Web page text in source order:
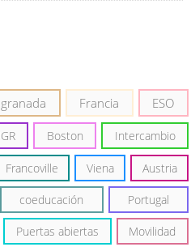
granada Francia ESO
Boston Intercambio
Francoville Viena Austria
coeducación Portugal
Puertas abiertas Movilidad